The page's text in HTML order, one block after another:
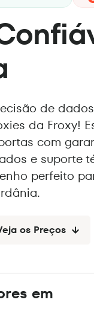
de
da Froxy!
com
e suporte
perfeito
os Preços
em